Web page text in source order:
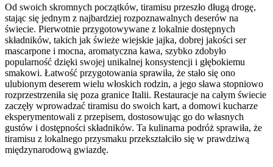
Od swoich skromnych początków, tiramisu przeszło długą drogę,
stając się jednym z najbardziej rozpoznawalnych deserów na
świecie. Pierwotnie przygotowywane z lokalnie dostępnych
składników, takich jak świeże wiejskie jajka, dobrej jakości ser
mascarpone i mocna, aromatyczna kawa, szybko zdobyło
popularność dzięki swojej unikalnej konsystencji i głębokiemu
smakowi. Łatwość przygotowania sprawiła, że stało się ono
ulubionym deserem wielu włoskich rodzin, a jego sława stopniowo
rozprzestrzeniła się poza granice Italii. Restauracje na całym świecie
zaczęły wprowadzać tiramisu do swoich kart, a domowi kucharze
eksperymentowali z przepisem, dostosowując go do własnych
gustów i dostępności składników. Ta kulinarna podróż sprawiła, że
tiramisu z lokalnego przysmaku przekształciło się w prawdziwą
międzynarodową gwiazdę.